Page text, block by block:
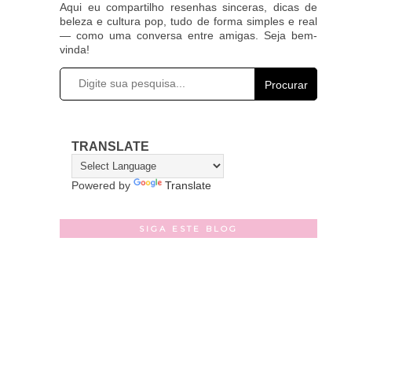
Aqui eu compartilho resenhas sinceras, dicas de
beleza e cultura pop, tudo de forma simples e real
— como uma conversa entre amigas. Seja bem-
vinda!
Procurar
TRANSLATE
Powered by Translate
SIGA ESTE BLOG